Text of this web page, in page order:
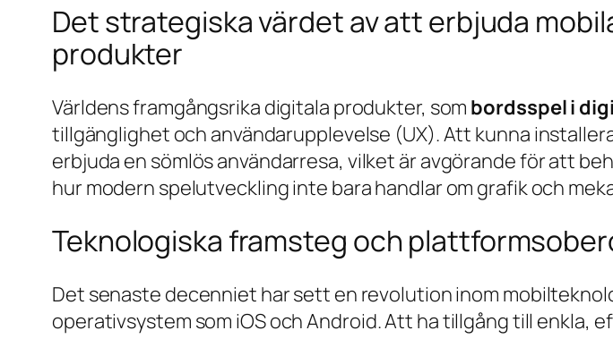
Det strategiska värdet av att erbjuda
produkter
Världens framgångsrika digitala produkter, som bordsspel i
tillgänglighet och användarupplevelse (UX). Att kunna
erbjuda en sömlös användarresa, vilket är avgörande för att
hur modern spelutveckling inte bara handlar om grafik och
Teknologiska framsteg och
Det senaste decenniet har sett en revolution inom
operativsystem som iOS och Android. Att ha tillgång till enkla,